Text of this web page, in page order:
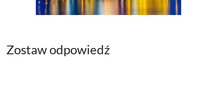
Zostaw odpowiedź